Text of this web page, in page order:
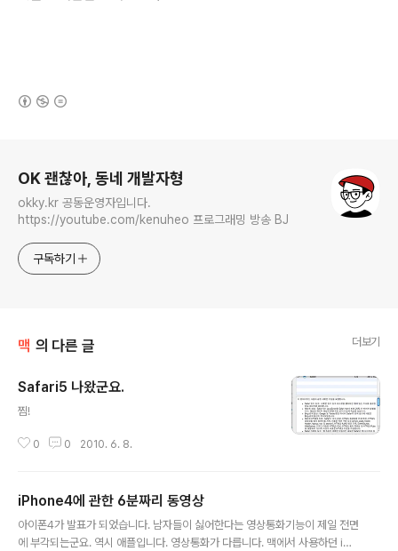
OK 괜찮아, 동네 개발자형
okky.kr 공동운영자입니다.
https://youtube.com/kenuheo 프로그래밍 방송 BJ
구독하기
맥 의 다른 글 더보기
Safari5 나왔군요.
찜!
0 0 2010. 6. 8.
iPhone4에 관한 6분짜리 동영상
아이폰4가 발표가 되었습니다. 남자들이 싫어한다는 영상통화기능이 제일 전면
에 부각되는군요. 역시 애플입니다. 영상통화가 다릅니다. 맥에서 사용하던 iCh